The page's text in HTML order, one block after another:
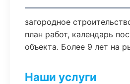
загородное
план работ, календарь
объекта. Более 9 лет на
Наши услуги